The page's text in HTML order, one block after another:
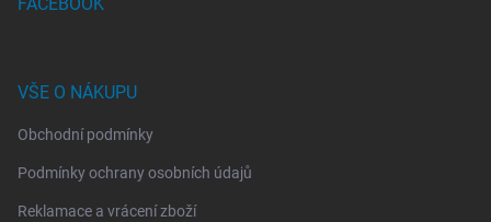
VŠE O NÁKUPU
Obchodní podmínky
Podmínky ochrany osobních údajů
Reklamace a vrácení zboží